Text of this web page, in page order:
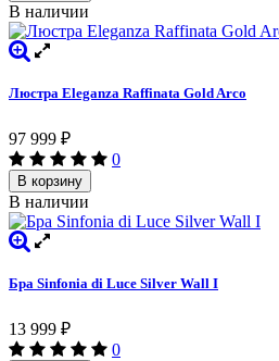
В наличии
Люстра Eleganza Raffinata Gold Arco
97 999 ₽
0
В корзину
В наличии
Бра Sinfonia di Luce Silver Wall I
13 999 ₽
0